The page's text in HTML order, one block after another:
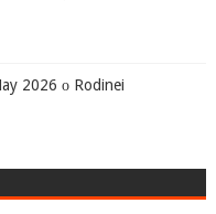
2026 ο Rodinei